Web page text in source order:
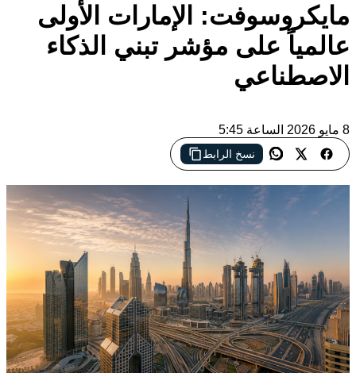
مايكروسوفت: الإمارات الأولى
عالمياً على مؤشر تبني الذكاء
الاصطناعي
8 مايو 2026 الساعة 5:45
نسخ الرابط